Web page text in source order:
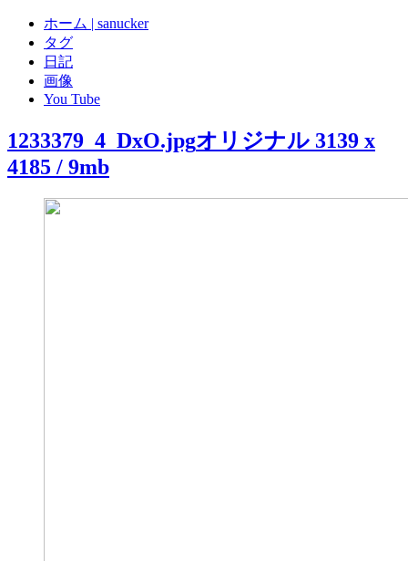
ホーム | sanucker
タグ
日記
画像
You Tube
1233379_4_DxO.jpgオリジナル 3139 x
4185 / 9mb